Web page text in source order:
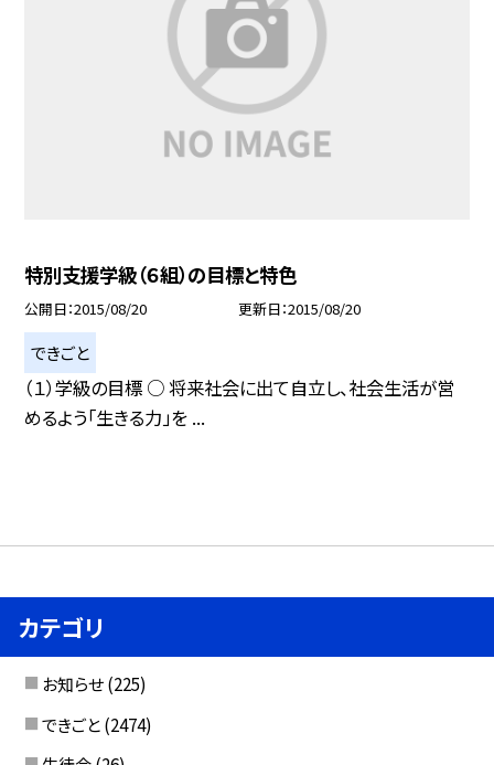
特別支援学級（６組）の目標と特色
公開日 2015/08/20 更新日 2015/08/20
できごと
（１）学級の目標 ○ 将来社会に出て自立し、社会生活が営
めるよう「生きる力」を ...
カテゴリ
お知らせ (225)
できごと (2474)